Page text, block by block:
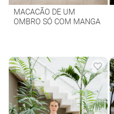
MACACÃO DE UM
OMBRO SÓ COM MANGA